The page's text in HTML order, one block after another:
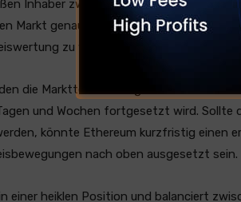
Inhaber zwei nachfolge zwei
Markt genau überwachen, um ihre
zu wetten.
die Marktteilnehmer genau darauf
und Wochen fortgesetzt wird. Sollte
könnte Ethereum kurzfristig einen
nach oben ausgesetzt sein.
einer heiklen Position und balanciert